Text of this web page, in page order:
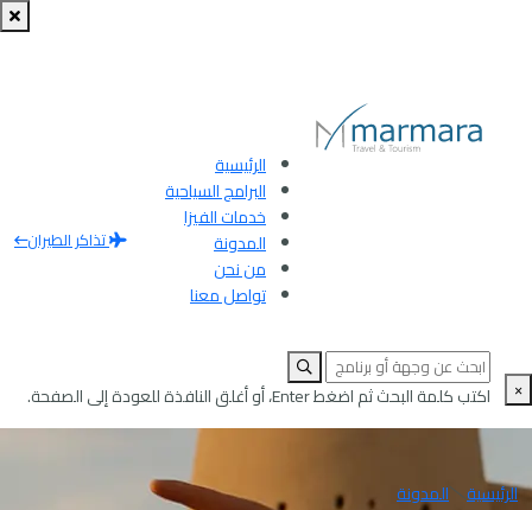
الرئيسية
البرامج السياحية
خدمات الفيزا
المدونة
من نحن
تواصل معنا
تذاكر الطيران
× اكتب كلمة البحث ثم اضغط Enter، أو أغلق النافذة للعودة إلى الصفحة.
الرئيسية المدونة